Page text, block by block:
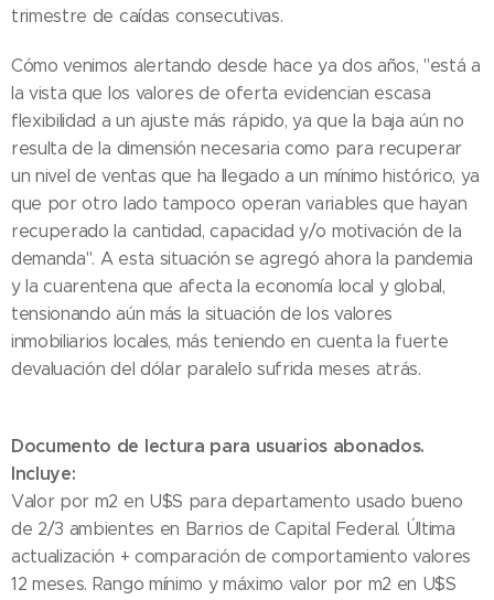
trimestre de caídas consecutivas.
Cómo venimos alertando desde hace ya dos años, "está a
la vista que los valores de oferta evidencian escasa
flexibilidad a un ajuste más rápido, ya que la baja aún no
resulta de la dimensión necesaria como para recuperar
un nivel de ventas que ha llegado a un mínimo histórico, ya
que por otro lado tampoco operan variables que hayan
recuperado la cantidad, capacidad y/o motivación de la
demanda". A esta situación se agregó ahora la pandemia
y la cuarentena que afecta la economía local y global,
tensionando aún más la situación de los valores
inmobiliarios locales, más teniendo en cuenta la fuerte
devaluación del dólar paralelo sufrida meses atrás.
Documento de lectura para usuarios abonados.
Incluye:
Valor por m2 en U$S para departamento usado bueno
de 2/3 ambientes en Barrios de Capital Federal. Última
actualización + comparación de comportamiento valores
12 meses. Rango mínimo y máximo valor por m2 en U$S